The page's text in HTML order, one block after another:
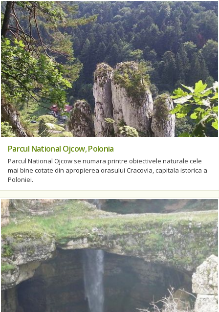
Parcul National Ojcow, Polonia
Parcul National Ojcow se numara printre obiectivele naturale cele
mai bine cotate din apropierea orasului Cracovia, capitala istorica a
Poloniei.